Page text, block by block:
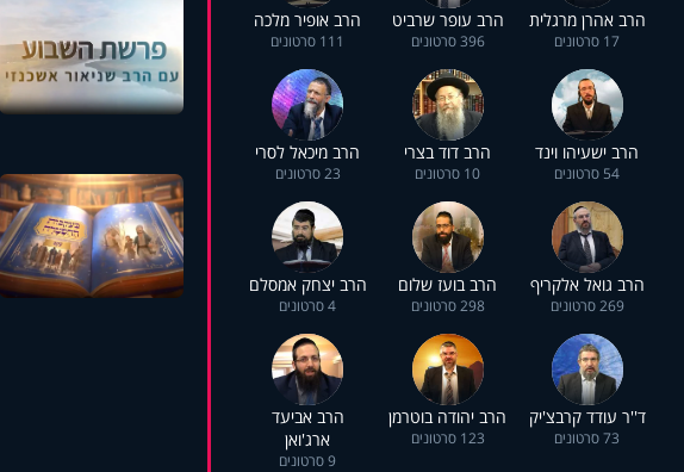
הרב אהרן מרגלית
17 סרטונים
הרב עופר שרביט
396 סרטונים
הרב אופיר מלכה
111 סרטונים
הרב ישעיהו וינד
54 סרטונים
הרב דוד בצרי
10 סרטונים
הרב מיכאל לסרי
23 סרטונים
הרב גואל אלקריף
269 סרטונים
הרב בועז שלום
298 סרטונים
הרב יצחק אמסלם
4 סרטונים
ד''ר עודד קרבצ'יק
73 סרטונים
הרב יהודה בוטרמן
123 סרטונים
הרב אביעד
ארג'ואן
9 סרטונים